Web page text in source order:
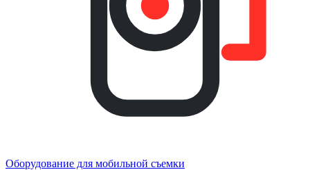
Оборудование для мобильной съемки